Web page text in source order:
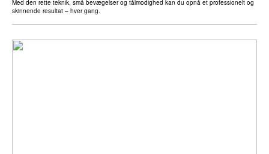
Med den rette teknik, små bevægelser og tålmodighed kan du opnå et professionelt og
skinnende resultat – hver gang.